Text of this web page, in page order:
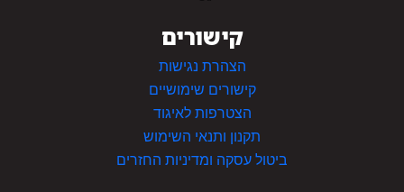
קישורים
הצהרת נגישות
קישורים שימושיים
הצטרפות לאיגוד
תקנון ותנאי השימוש
ביטול עסקה ומדיניות החזרים